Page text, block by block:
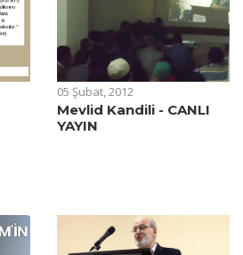
05 Şubat, 2012
Mevlid Kandili - CANLI
YAYIN